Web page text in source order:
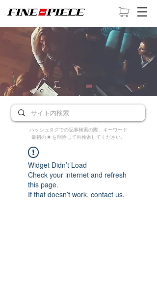
ハッシュタグでの記事検索の際、キーワード
最初の # を削除して再検索してください。
Widget Didn’t Load
Check your internet and refresh
this page.
If that doesn’t work, contact us.